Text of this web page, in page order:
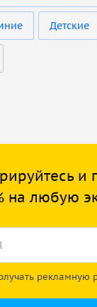
Детские
и
на любую
рекламную